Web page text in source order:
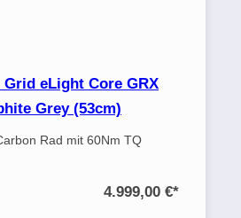
eLight Core GRX
Grey (53cm)
Rad mit 60Nm TQ
4.999,00 €*